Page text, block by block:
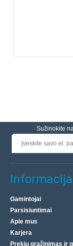
Sužinokite
Informacija
Gamintojai
Parsisiuntimai
Apie mus
Karjera
Prekių grąžinimas ir